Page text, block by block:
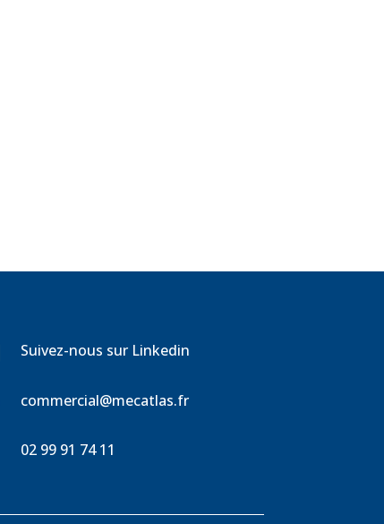
Suivez-nous sur Linkedin
commercial@mecatlas.fr
02 99 91 74 11